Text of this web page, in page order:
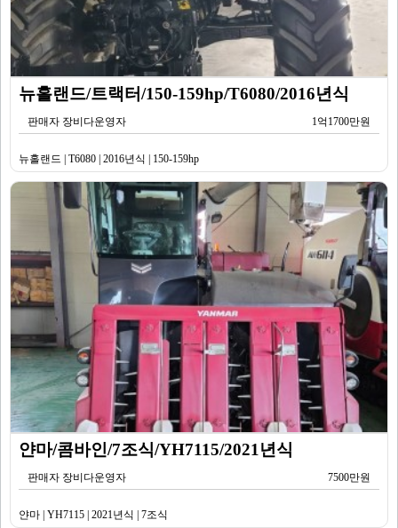
뉴홀랜드/트랙터/150-159hp/T6080/2016년식
판매자 장비다운영자 1억1700만원
뉴홀랜드 | T6080 | 2016년식 | 150-159hp
얀마/콤바인/7조식/YH7115/2021년식
판매자 장비다운영자 7500만원
얀마 | YH7115 | 2021년식 | 7조식